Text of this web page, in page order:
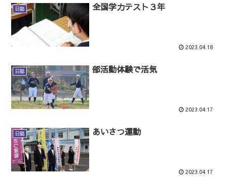
日誌 全国学力テスト３年
2023.04.18
日誌 部活動体験で活気
2023.04.17
日誌 あいさつ運動
2023.04.17